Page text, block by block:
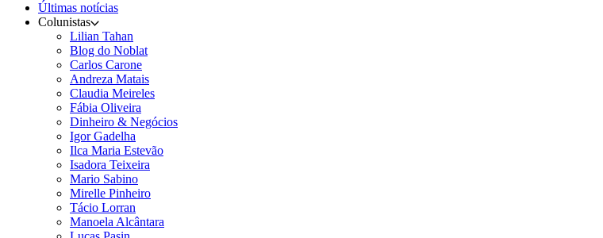
Últimas notícias
Colunistas
Lilian Tahan
Blog do Noblat
Carlos Carone
Andreza Matais
Claudia Meireles
Fábia Oliveira
Dinheiro & Negócios
Igor Gadelha
Ilca Maria Estevão
Isadora Teixeira
Mario Sabino
Mirelle Pinheiro
Tácio Lorran
Manoela Alcântara